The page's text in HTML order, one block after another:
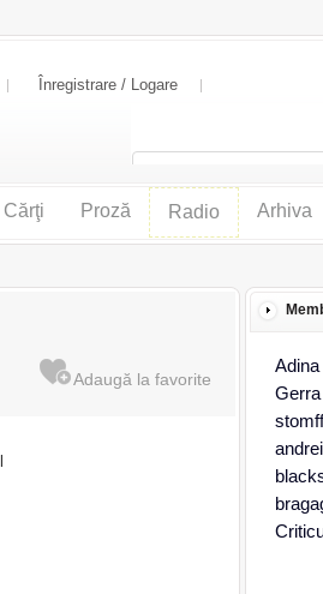
Înregistrare / Logare
Cărţi Proză Radio Arhiva
stomff